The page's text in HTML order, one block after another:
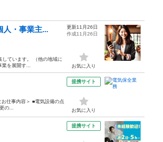
人・事業主...
しています。 （他の地域に
を展開す...
更新11月26日
作成11月26日
お気に入り
仕事内容＞ ■電気設備の点
の...
提携サイト
お気に入り
提携サイト